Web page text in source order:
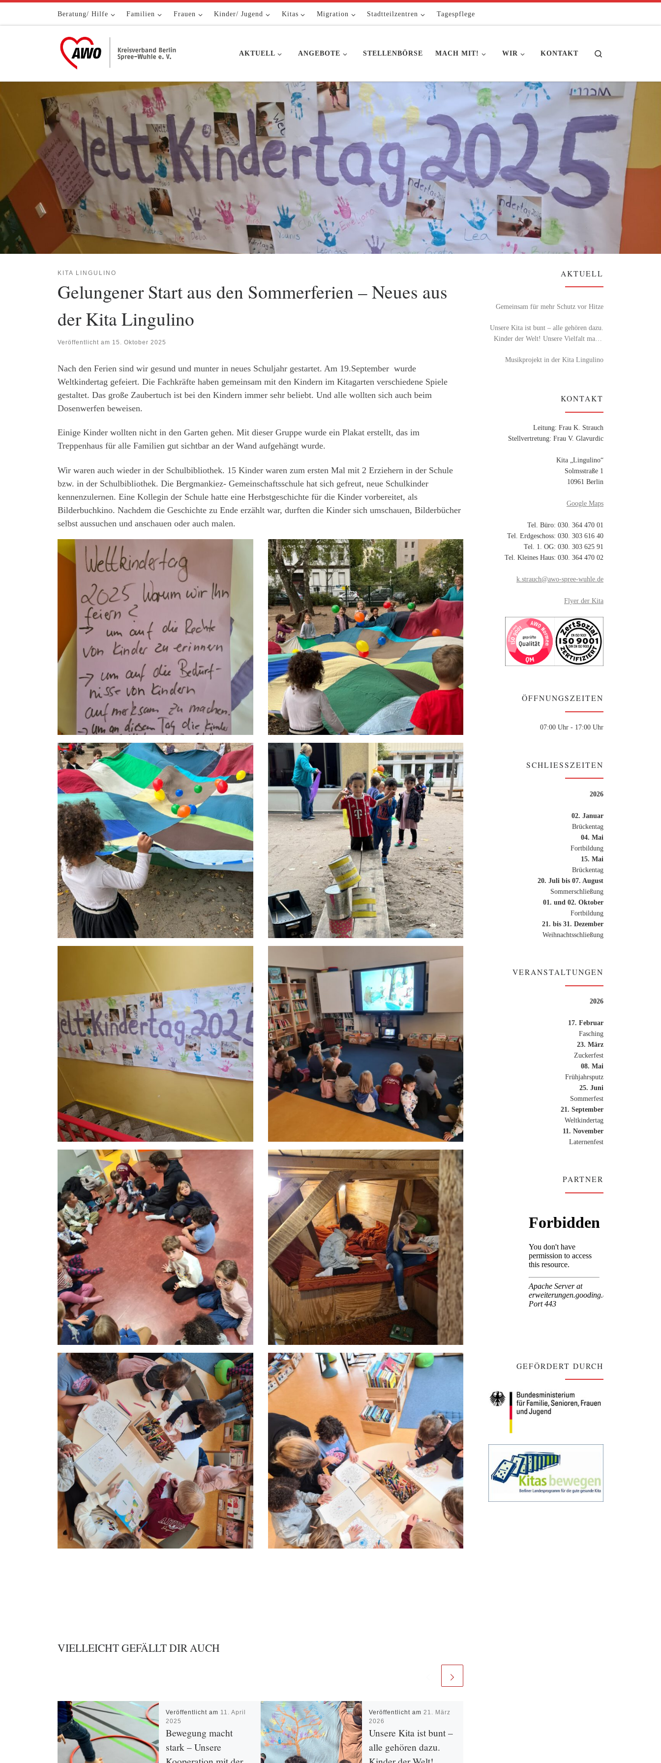
Zum Inhalt springenBeratung/ Hilfe Familien Frauen Kinder/ Jugend Kitas Migration Stadtteilzentren Tagespflege
AKTUELL ANGEBOTE STELLENBÖRSE MACH MIT! WIR KONTAKT
KITA LINGULINO
Gelungener Start aus den Sommerferien – Neues aus
der Kita Lingulino
Veröffentlicht am 15. Oktober 2025
Nach den Ferien sind wir gesund und munter in neues Schuljahr gestartet. Am 19.September wurde
Weltkindertag gefeiert. Die Fachkräfte haben gemeinsam mit den Kindern im Kitagarten verschiedene Spiele
gestaltet. Das große Zaubertuch ist bei den Kindern immer sehr beliebt. Und alle wollten sich auch beim
Dosenwerfen beweisen.
Einige Kinder wollten nicht in den Garten gehen. Mit dieser Gruppe wurde ein Plakat erstellt, das im
Treppenhaus für alle Familien gut sichtbar an der Wand aufgehängt wurde.
Wir waren auch wieder in der Schulbibliothek. 15 Kinder waren zum ersten Mal mit 2 Erziehern in der Schule
bzw. in der Schulbibliothek. Die Bergmankiez- Gemeinschaftsschule hat sich gefreut, neue Schulkinder
kennenzulernen. Eine Kollegin der Schule hatte eine Herbstgeschichte für die Kinder vorbereitet, als
Bilderbuchkino. Nachdem die Geschichte zu Ende erzählt war, durften die Kinder sich umschauen, Bilderbücher
selbst aussuchen und anschauen oder auch malen.
VIELLEICHT GEFÄLLT DIR AUCH
Veröffentlicht am 11. April
2025
Bewegung macht
stark – Unsere
Veröffentlicht am 21. März
2026
Unsere Kita ist bunt –
alle gehören dazu.
AKTUELL
Gemeinsam für mehr Schutz vor Hitze
Unsere Kita ist bunt – alle gehören dazu.
Kinder der Welt! Unsere Vielfalt macht
Musikprojekt in der Kita Lingulino
KONTAKT
Leitung: Frau K. Strauch
Stellvertretung: Frau V. Glavurdic
Kita „Lingulino“
Solmsstraße 1
10961 Berlin
Google Maps
Tel. Büro: 030. 364 470 01
Tel. Erdgeschoss: 030. 303 616 40
Tel. 1. OG: 030. 303 625 91
Tel. Kleines Haus: 030. 364 470 02
k.strauch@awo-spree-wuhle.de
Flyer der Kita
ÖFFNUNGSZEITEN
07:00 Uhr - 17:00 Uhr
SCHLIESSZEITEN
2026
02. Januar
Brückentag
04. Mai
Fortbildung
15. Mai
Brückentag
20. Juli bis 07. August
Sommerschließung
01. und 02. Oktober
Fortbildung
21. bis 31. Dezember
Weihnachtsschließung
VERANSTALTUNGEN
2026
17. Februar
Fasching
23. März
Zuckerfest
08. Mai
Frühjahrsputz
25. Juni
Sommerfest
21. September
Weltkindertag
11. November
Laternenfest
PARTNER
GEFÖRDERT DURCH